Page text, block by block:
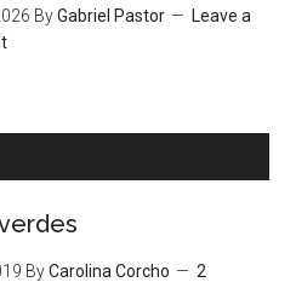
ByGabriel Pastor
Leave a
ByCarolina Corcho
2